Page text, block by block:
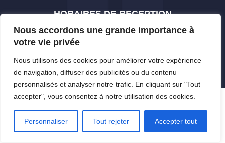
Nous accordons une grande importance à
votre vie privée
Nous utilisons des cookies pour améliorer votre expérience
de navigation, diffuser des publicités ou du contenu
personnalisés et analyser notre trafic. En cliquant sur "Tout
accepter", vous consentez à notre utilisation des cookies.
Personnaliser Tout rejeter Accepter tout
HORAIRES DE RECEPTION
lundi et mardi de 8h30 à 12h00 et de 13h30 à 18h00,
mercredi à vendredi de 8h30 à 12h00 et de 13h30 à 16h00.
Accéder au formulaire
Copyright © 2021
Mentions légales Confidentialité